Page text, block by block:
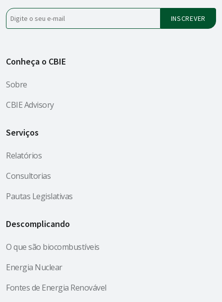
Conheça o CBIE
Sobre
CBIE Advisory
Serviços
Relatórios
Consultorias
Pautas Legislativas
Descomplicando
O que são biocombustíveis
Energia Nuclear
Fontes de Energia Renovável